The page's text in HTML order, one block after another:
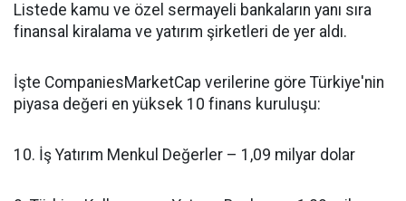
Listede kamu ve özel sermayeli bankaların yanı sıra
finansal kiralama ve yatırım şirketleri de yer aldı.
İşte CompaniesMarketCap verilerine göre Türkiye'nin
piyasa değeri en yüksek 10 finans kuruluşu:
10. İş Yatırım Menkul Değerler – 1,09 milyar dolar